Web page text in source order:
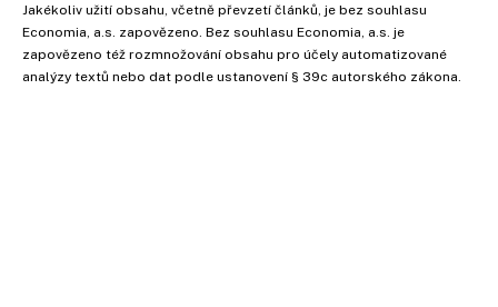
Jakékoliv užití obsahu, včetně převzetí článků, je bez souhlasu
Economia, a.s. zapovězeno. Bez souhlasu Economia, a.s. je
zapovězeno též rozmnožování obsahu pro účely automatizované
analýzy textů nebo dat podle ustanovení § 39c autorského zákona.